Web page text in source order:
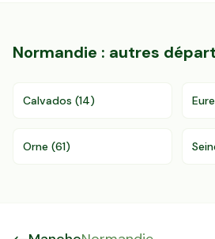
Normandie : autres
Calvados (14) Eure
Orne (61)